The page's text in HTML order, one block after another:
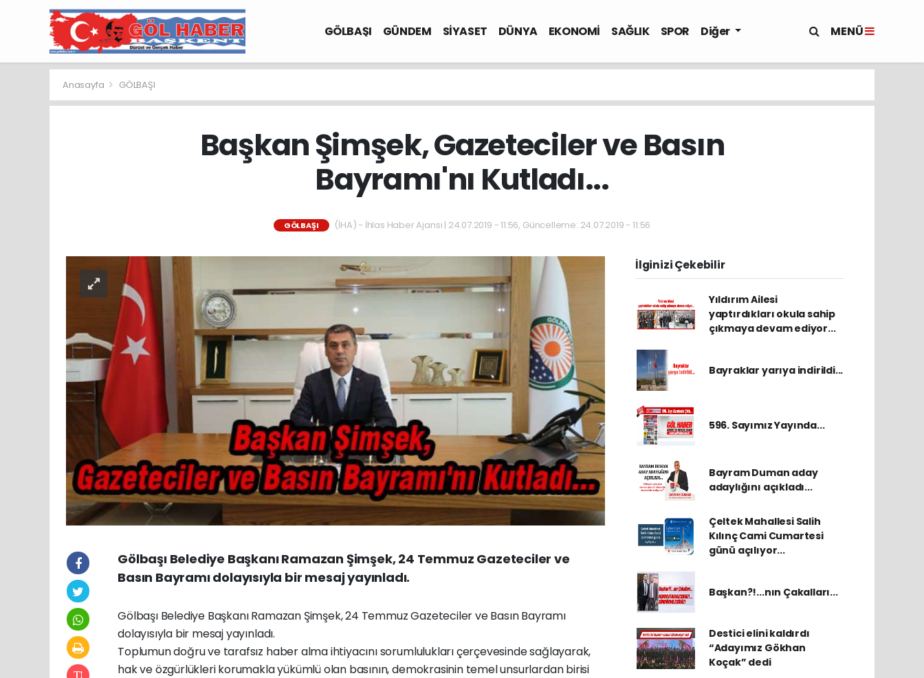
GÖLBAŞI GÜNDEM SİYASET DÜNYA EKONOMİ SAĞLIK SPOR Diğer MENÜ
Anasayfa GÖLBAŞI
Başkan Şimşek, Gazeteciler ve Basın
Bayramı'nı Kutladı...
GÖLBAŞI (İHA) - İhlas Haber Ajansı | 24.07.2019 - 11:56, Güncelleme: 24.07.2019 - 11:56
Gölbaşı Belediye Başkanı Ramazan Şimşek, 24 Temmuz Gazeteciler ve
Basın Bayramı dolayısıyla bir mesaj yayınladı.
Gölbaşı Belediye Başkanı Ramazan Şimşek, 24 Temmuz Gazeteciler ve Basın Bayramı
dolayısıyla bir mesaj yayınladı.
Toplumun doğru ve tarafsız haber alma ihtiyacını sorumlulukları çerçevesinde sağlayarak,
hak ve özgürlükleri korumakla yükümlü olan basının, demokrasinin temel unsurlardan birisi
İlginizi Çekebilir
Yıldırım Ailesi
yaptırdıkları okula sahip
çıkmaya devam ediyor...
Bayraklar yarıya indirildi...
596. Sayımız Yayında...
Bayram Duman aday
adaylığını açıkladı...
Çeltek Mahallesi Salih
Kılınç Cami Cumartesi
günü açılıyor...
Başkan?!...nın Çakalları...
Destici elini kaldırdı
“Adayımız Gökhan
Koçak” dedi